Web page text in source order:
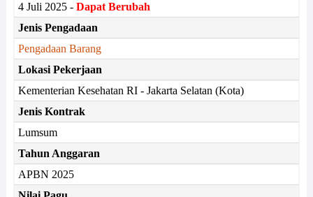
4 Juli 2025 - Dapat Berubah
Jenis Pengadaan
Pengadaan Barang
Lokasi Pekerjaan
Kementerian Kesehatan RI - Jakarta Selatan (Kota)
Jenis Kontrak
Lumsum
Tahun Anggaran
APBN 2025